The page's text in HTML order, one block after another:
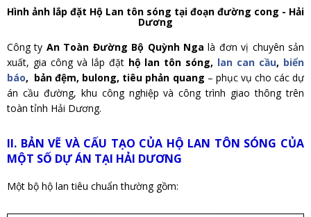
Hình ảnh lắp đặt Hộ Lan tôn sóng tại đoạn đường cong - Hải
Dương
Công ty An Toàn Đường Bộ Quỳnh Nga là đơn vị chuyên sản
xuất, gia công và lắp đặt hộ lan tôn sóng, lan can cầu, biển
báo, bản đệm, bulong, tiêu phản quang – phục vụ cho các dự
án cầu đường, khu công nghiệp và công trình giao thông trên
toàn tỉnh Hải Dương.
II. BẢN VẼ VÀ CẤU TẠO CỦA HỘ LAN TÔN SÓNG CỦA
MỘT SỐ DỰ ÁN TẠI HẢI DƯƠNG
Một bộ hộ lan tiêu chuẩn thường gồm: